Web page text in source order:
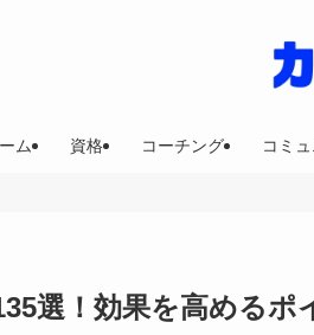
ム 資格 コーチング コミ
選！効果を高めるポ